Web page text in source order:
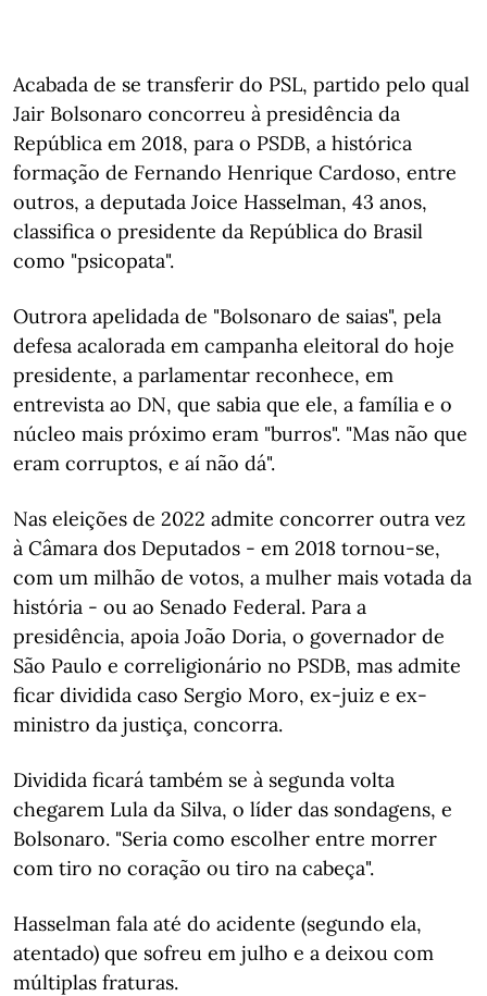
Acabada de se transferir do PSL, partido pelo qual
Jair Bolsonaro concorreu à presidência da
República em 2018, para o PSDB, a histórica
formação de Fernando Henrique Cardoso, entre
outros, a deputada Joice Hasselman, 43 anos,
classifica o presidente da República do Brasil
como "psicopata".
Outrora apelidada de "Bolsonaro de saias", pela
defesa acalorada em campanha eleitoral do hoje
presidente, a parlamentar reconhece, em
entrevista ao DN, que sabia que ele, a família e o
núcleo mais próximo eram "burros". "Mas não que
eram corruptos, e aí não dá".
Nas eleições de 2022 admite concorrer outra vez
à Câmara dos Deputados - em 2018 tornou-se,
com um milhão de votos, a mulher mais votada da
história - ou ao Senado Federal. Para a
presidência, apoia João Doria, o governador de
São Paulo e correligionário no PSDB, mas admite
ficar dividida caso Sergio Moro, ex-juiz e ex-
ministro da justiça, concorra.
Dividida ficará também se à segunda volta
chegarem Lula da Silva, o líder das sondagens, e
Bolsonaro. "Seria como escolher entre morrer
com tiro no coração ou tiro na cabeça".
Hasselman fala até do acidente (segundo ela,
atentado) que sofreu em julho e a deixou com
múltiplas fraturas.